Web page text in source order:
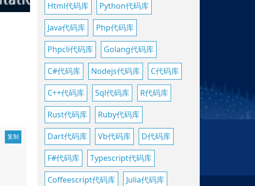
Html代码库 Python代码库
Java代码库 Php代码库
Phpcli代码库 Golang代码库
C#代码库 Nodejs代码库 C代码库
C++代码库 Sql代码库 R代码库
Rust代码库 Ruby代码库
Dart代码库 Vb代码库 D代码库
F#代码库 Typescript代码库
Coffeescript代码库 Julia代码库